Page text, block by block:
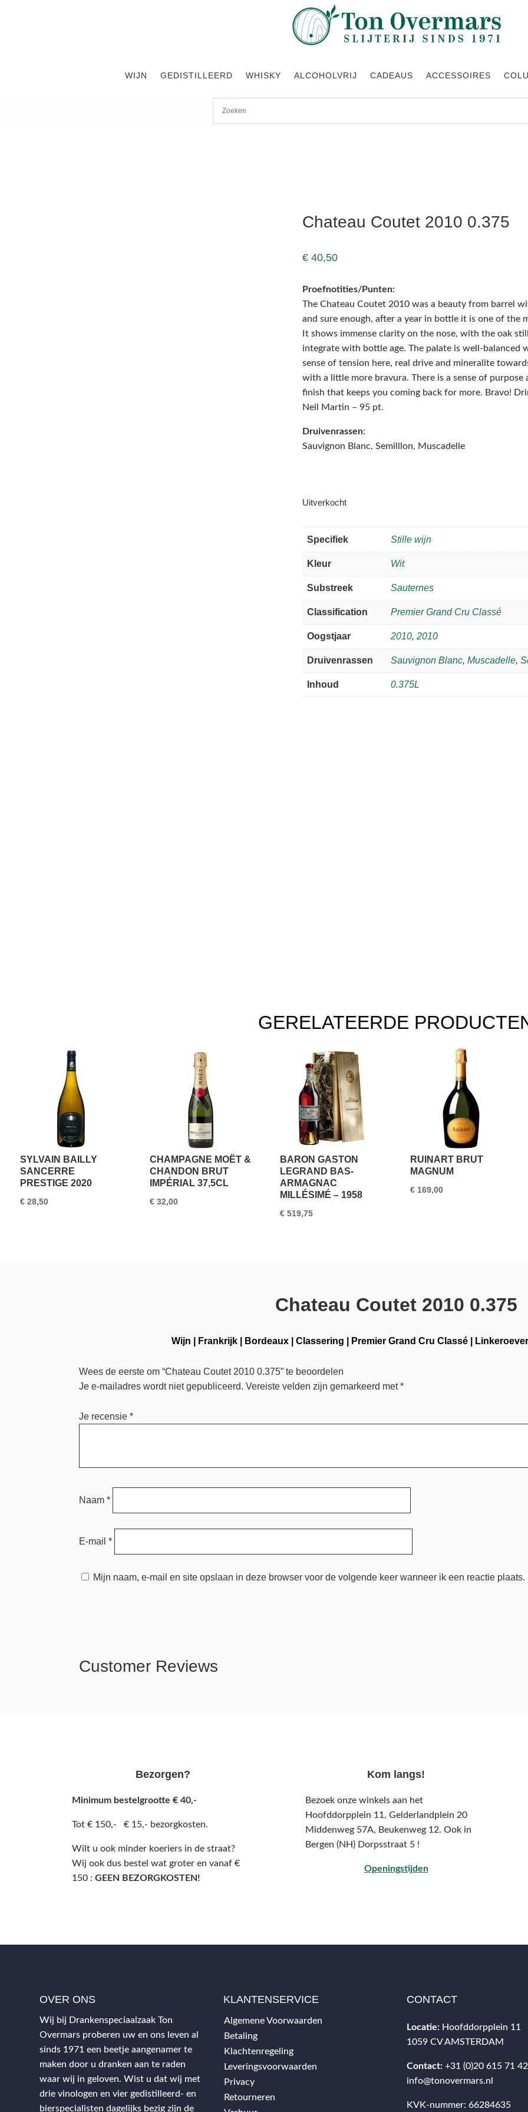
WIJN GEDISTILLEERD WHISKY ALCOHOLVRIJ CADEAUS ACCESSOIRES
Chateau Coutet 2010 0.375
€40,50
Proefnotities/Punten:
The Chateau Coutet 2010 was a beauty from barrel
and sure enough, after a year in bottle it is one of the
It shows immense clarity on the nose, with the oak
integrate with bottle age. The palate is well-balanced
sense of tension here, real drive and mineralite
with a little more bravura. There is a sense of
finish that keeps you coming back for more. Bravo!
Neil Martin – 95 pt.
Druivenrassen:
Sauvignon Blanc, Semilllon, Muscadelle
Uitverkocht
Specifiek Stille wijn
Kleur Wit
Substreek Sauternes
Classification Premier Grand Cru Classé
Oogstjaar 2010, 2010
Druivenrassen Sauvignon Blanc, Muscadelle,
Inhoud 0.375L
GERELATEERDE
SYLVAIN BAILLY
SANCERRE
PRESTIGE 2020
€28,50
CHAMPAGNE MOËT &
CHANDON BRUT
IMPÉRIAL 37,5CL
€ 32,00
BARON GASTON
LEGRAND BAS-
ARMAGNAC
MILLÉSIMÉ – 1958
€ 519,75
RUINART BRUT
MAGNUM
€ 169,00
Chateau Coutet 2010 0.375
Wijn Frankrijk| Bordeaux| Classering Premier Grand Cru Classé| Linkeroever
Wees de eerste om “Chateau Coutet 2010 0.375” te beoordelen
Je e-mailadres wordt niet gepubliceerd. Vereiste velden zijn gemarkeerd met*
Je recensie*
Naam*
E-mail*
Mijn naam, e-mail en site opslaan in deze browser voor de volgende keer wanneer ik een reactie plaats.
Customer Reviews
Bezorgen?
Minimum bestelgrootte € 40,-
Tot € 150,- € 15,- bezorgkosten.
Wilt u ook minder koeriers in de straat?
Wij ook dus bestel wat groter en vanaf €
150 : GEEN BEZORGKOSTEN!
Kom langs!
Bezoek onze winkels aan het
Hoofddorpplein 11, Gelderlandplein 20
Middenweg 57A, Beukenweg 12. Ook in
Bergen (NH) Dorpsstraat 5 !
Openingstijden
OVER ONS
Wij bij Drankenspeciaalzaak Ton
Overmars proberen uw en ons leven al
sinds 1971 een beetje aangenamer te
maken door u dranken aan te raden
waar wij in geloven. Wist u dat wij met
drie vinologen en vier gedistilleerd- en
bierspecialisten dagelijks bezig zijn de
KLANTENSERVICE
Algemene Voorwaarden
Betaling
Klachtenregeling
Leveringsvoorwaarden
Privacy
Retourneren
CONTACT
Locatie: Hoofddorpplein 11
1059 CV AMSTERDAM
Contact: +31 (0)20 615 71 42
info@tonovermars.nl
KVK-nummer: 66284635